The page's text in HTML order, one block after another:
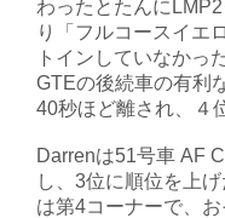
わったとたんに
り「フルコースイエ
トインしていなかっ
GTEの後続車の有利
40秒ほど離され、４
Darrenは51号車 AF
し、3位に順位を上
は第4コーナーで、